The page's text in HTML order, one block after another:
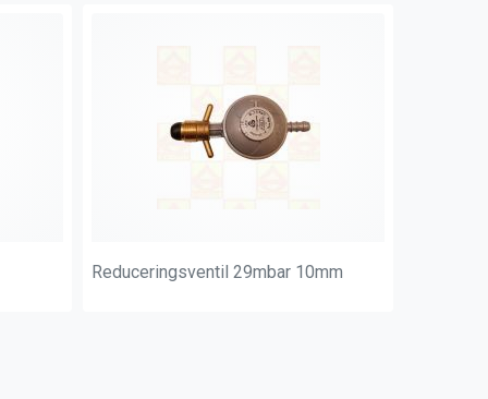
Reduceringsventil 29mbar 10mm